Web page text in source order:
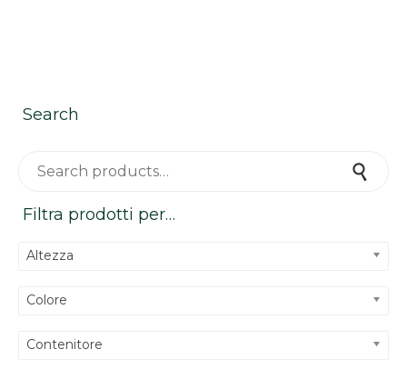
Search
Filtra prodotti per…
Altezza
Colore
Contenitore